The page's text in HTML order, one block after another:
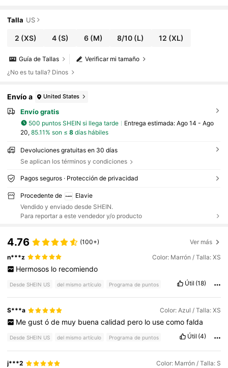
de boda de otoño, elegante, cumpleaños, sali
rno
Talla US
2 (XS) 4(S) 6(M) 8/10 (L) 12 (XL)
Verificar mi tamaño
Guía de Tallas
¿No es tu talla? Dinos
Envío a United States
Envío gratis
500 puntos SHEIN si llega tarde Entrega estimada: Ago 14 - Ago
20, 85.11% son ≤ 8días hábiles
Devoluciones gratuitas en 30 días
Se aplican los términos y condiciones
Pagos seguros · Protección de privacidad
Procedente de
Elavie
Vendido y enviado desde SHEIN.
Para reportar a este vendedor y/o producto
4.76 (100+) Ver más
n***z Color: Marrón / Talla: XS
Hermosos lo recomiendo
Desde SHEIN US del mismo artículo Programa de puntos Útil (18)
S***a Color: Azul / Talla: XS
Me gust ó de muy buena calidad pero lo use como falda
Desde SHEIN US del mismo artículo Programa de puntos Útil (4)
j***2 Color: Marrón / Talla: S